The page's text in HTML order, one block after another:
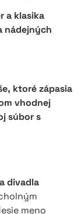
a klasika
nádejných
ktoré zápasia
vhodnej
súbor s
divadla
meno